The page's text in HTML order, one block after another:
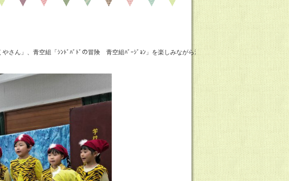
さん」、青空組「ｼﾝﾄﾞﾊﾞﾄﾞの冒険 青空組ﾊﾞｰｼﾞｮﾝ」を楽しみながら演じ、